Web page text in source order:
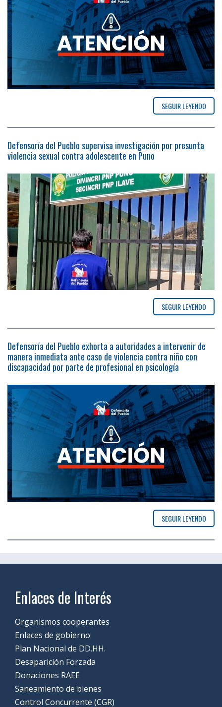
SEGUIR LEYENDO
Defensoría del Pueblo supervisa investigación por presunta
violencia sexual contra adolescente en Puno
SEGUIR LEYENDO
Defensoría del Pueblo exhorta a autoridades a intervenir de
manera inmediata ante caso de violencia contra niño con
discapacidad por parte de profesional en psicología
SEGUIR LEYENDO
Enlaces de Interés
Organismos cooperantes
Enlaces de gobierno
Plan Nacional de DD.HH.
Desaparición Forzada
Donaciones RAEE
Saneamiento de bienes
Control Concurrente (CGR)